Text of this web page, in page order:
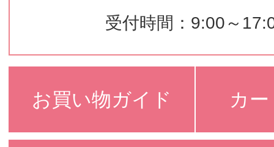
受付時間：9:00～
お買い物ガイド カ